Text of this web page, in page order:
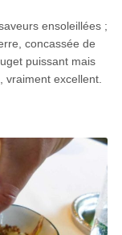
ensoleillées ;
concassée de
puissant mais
vraiment excellent.